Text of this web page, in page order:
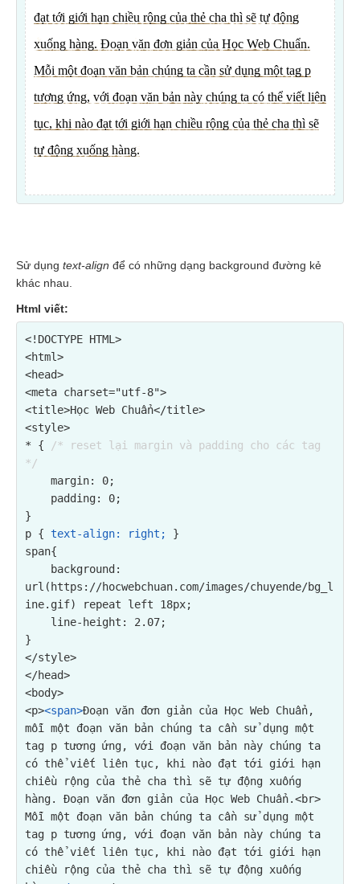
Sử dụng text-align để có những dạng background đường kẻ
khác nhau.
Html viết:
<!DOCTYPE HTML>
<html>
<head>
<meta charset="utf-8">
<title>Học Web Chuẩn</title>
<style>
* {
/* reset lại margin và padding cho các tag
*/
}
p { text-align: right;
}
span{
background:
url(https://hocwebchuan.com/images/chuyende/bg_l
ine.gif) repeat left 18px;
}
</style>
</head>
<p><span>Đoạn văn đơn giản của Học Web Chuẩn,
mỗi một đoạn văn bản chúng ta cần sử dụng một
tag p tương ứng, với đoạn văn bản này chúng ta
có thể viết liên tục, khi nào đạt tới giới hạn
chiều rộng của thẻ cha thì sẽ tự động xuống
hàng. Đoạn văn đơn giản của Học Web Chuẩn.<br>
Mỗi một đoạn văn bản chúng ta cần sử dụng một
tag p tương ứng, với đoạn văn bản này chúng ta
có thể viết liên tục, khi nào đạt tới giới hạn
chiều rộng của thẻ cha thì sẽ tự động xuống